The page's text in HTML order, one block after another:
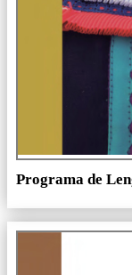
Programa de